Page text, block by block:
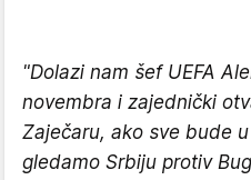
"Dolazi nam šef UEFA
novembra i zajednički
Zaječaru, ako sve bude
gledamo Srbiju protiv